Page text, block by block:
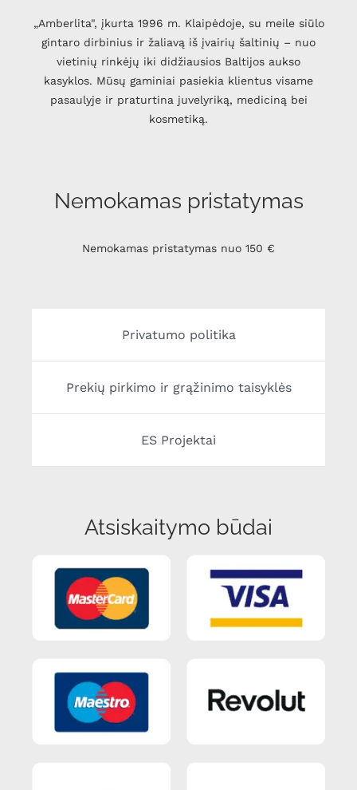
„Amberlita", įkurta 1996 m. Klaipėdoje, su meile siūlo
gintaro dirbinius ir žaliavą iš įvairių šaltinių – nuo
vietinių rinkėjų iki didžiausios Baltijos aukso
kasyklos. Mūsų gaminiai pasiekia klientus visame
pasaulyje ir praturtina juvelyriką, mediciną bei
kosmetiką.
Nemokamas pristatymas
Nemokamas pristatymas nuo 150 €
Privatumo politika
Prekių pirkimo ir grąžinimo taisyklės
ES Projektai
Atsiskaitymo būdai